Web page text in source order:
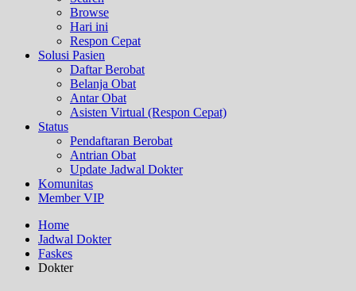
Browse
Hari ini
Respon Cepat
Solusi Pasien
Daftar Berobat
Belanja Obat
Antar Obat
Asisten Virtual (Respon Cepat)
Status
Pendaftaran Berobat
Antrian Obat
Update Jadwal Dokter
Komunitas
Member VIP
Home
Jadwal Dokter
Faskes
Dokter